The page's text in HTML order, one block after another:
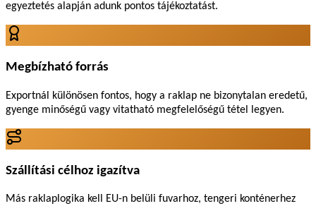
egyeztetés alapján adunk pontos tájékoztatást.
Megbízható forrás
Exportnál különösen fontos, hogy a raklap ne bizonytalan eredetű,
gyenge minőségű vagy vitatható megfelelőségű tétel legyen.
Szállítási célhoz igazítva
Más raklaplogika kell EU-n belüli fuvarhoz, tengeri konténerhez